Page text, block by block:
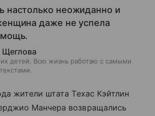
настолько неожиданно и
даже не успела
Щеглова
детей. Всю жизнь работаю с самыми
жители штата Техас Кэйтлин
Манчера возвращались